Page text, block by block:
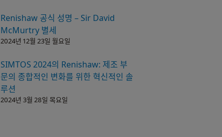
Renishaw 공식 성명 – Sir David
McMurtry 별세
2024년 12월 23일 월요일
SIMTOS 2024의 Renishaw: 제조 부
문의 종합적인 변화를 위한 혁신적인 솔
루션
2024년 3월 28일 목요일